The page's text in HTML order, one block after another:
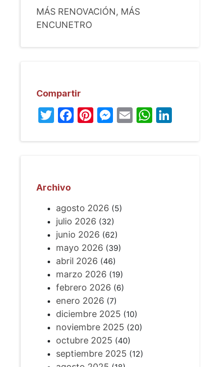
MÁS RENOVACIÓN, MÁS
ENCUNETRO
Compartir
Twitter
Facebook
Pinterest
Messenger
Email
Archivo
agosto 2026 (5)
julio 2026 (32)
junio 2026 (62)
mayo 2026 (39)
abril 2026 (46)
marzo 2026 (19)
febrero 2026 (6)
enero 2026 (7)
diciembre 2025 (10)
noviembre 2025 (20)
octubre 2025 (40)
septiembre 2025 (12)